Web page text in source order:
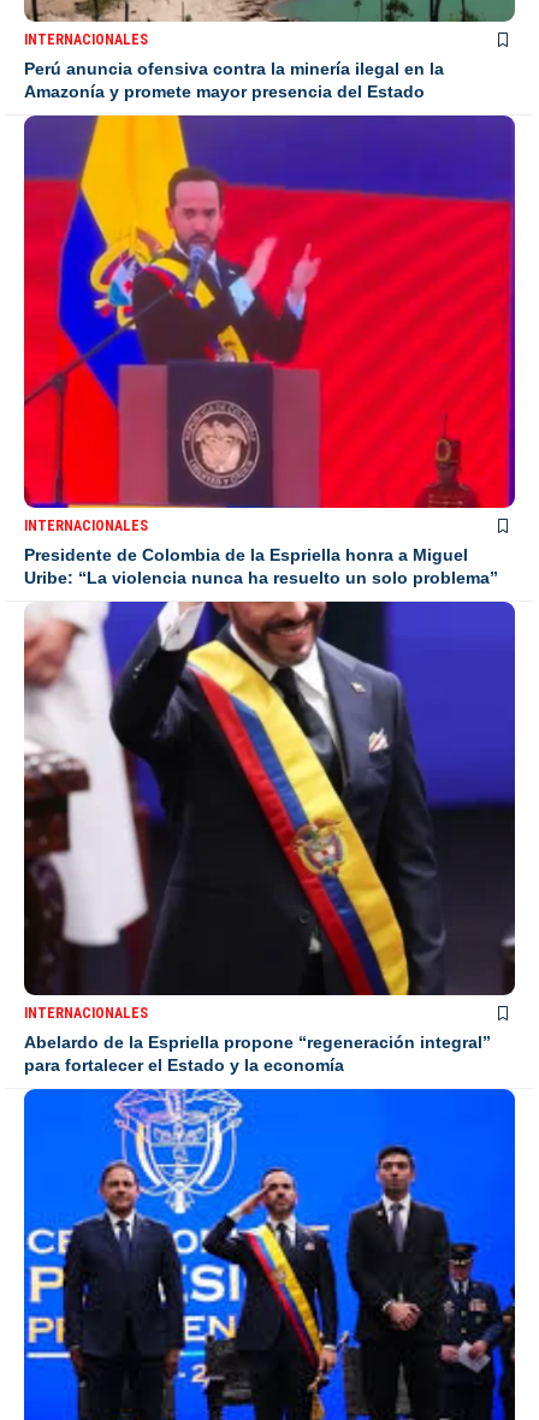
INTERNACIONALES
Perú anuncia ofensiva contra la minería ilegal en la
Amazonía y promete mayor presencia del Estado
INTERNACIONALES
Presidente de Colombia de la Espriella honra a Miguel
Uribe: “La violencia nunca ha resuelto un solo problema”
INTERNACIONALES
Abelardo de la Espriella propone “regeneración integral”
para fortalecer el Estado y la economía